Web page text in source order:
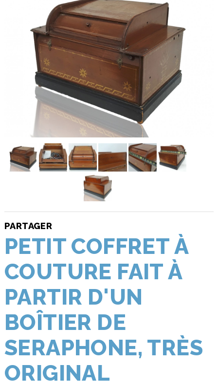
PARTAGER
PETIT COFFRET À
COUTURE FAIT À
PARTIR D'UN
BOÎTIER DE
SERAPHONE, TRÈS
ORIGINAL